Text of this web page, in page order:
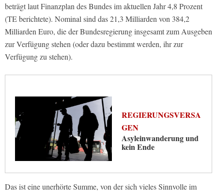
beträgt laut Finanzplan des Bundes im aktuellen Jahr 4,8 Prozent
(TE berichtete). Nominal sind das 21,3 Milliarden von 384,2
Milliarden Euro, die der Bundesregierung insgesamt zum Ausgeben
zur Verfügung stehen (oder dazu bestimmt werden, ihr zur
Verfügung zu stehen).
REGIERUNGSVERSA
GEN
Asyleinwanderung und
kein Ende
Das ist eine unerhörte Summe, von der sich vieles Sinnvolle im